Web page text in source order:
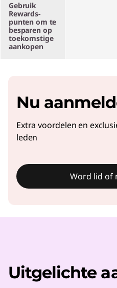
Gebruik
Rewards-
punten om te
besparen op
toekomstige
aankopen
Nu
Extra voordelen en
leden
Word lid of
Uitgelichte